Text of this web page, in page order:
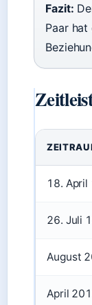
Fazit:
Paar
18. April
26. Juli
August
April